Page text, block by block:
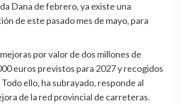
Dana de febrero, ya existe una
de este pasado mes de mayo, para
euros previstos para 2027 y recogidos
ello, ha subrayado, responde al
de la red provincial de carreteras.